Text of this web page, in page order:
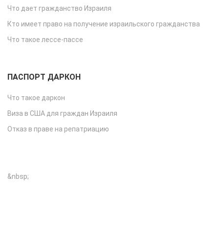
Что дает гражданство Израиля
Кто имеет право на получение израильского гражданства
Что такое лессе-пассе
ПАСПОРТ ДАРКОН
Что такое даркон
Виза в США для граждан Израиля
Отказ в праве на репатриацию
&nbsp;